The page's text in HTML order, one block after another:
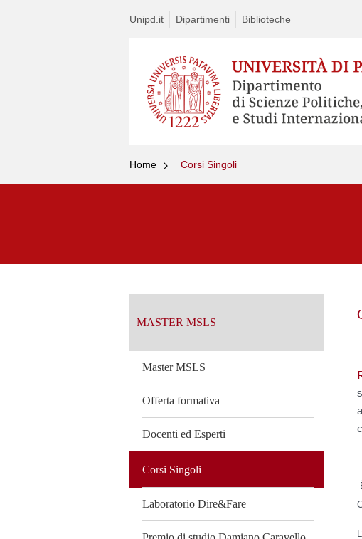
Unipd.it Dipartimenti Biblioteche
Home Corsi Singoli
MASTER MSLS
Master MSLS
Offerta formativa
Docenti ed Esperti
Corsi Singoli
Laboratorio Dire&Fare